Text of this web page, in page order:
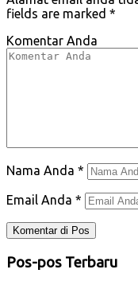
fields are marked *
Komentar Anda
Nama Anda *
Email Anda *
Pos-pos Terbaru